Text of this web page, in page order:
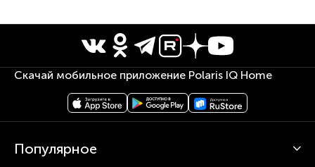
Скачай мобильное приложение Polaris IQ Home
Популярное